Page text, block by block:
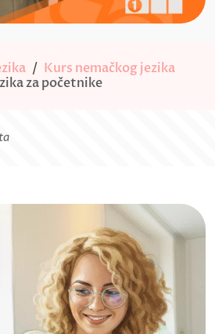
Kurs nemačkog jezika
za početnike